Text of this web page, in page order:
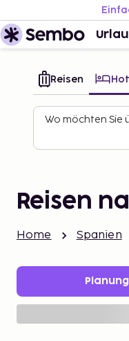
Reisen
Wo möchten Sie
Reisen
Home Spanien